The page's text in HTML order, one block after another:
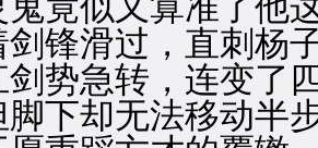
似又算准了他这
锋滑过，直刺杨
急转，连变了四
脚下却无法移动半